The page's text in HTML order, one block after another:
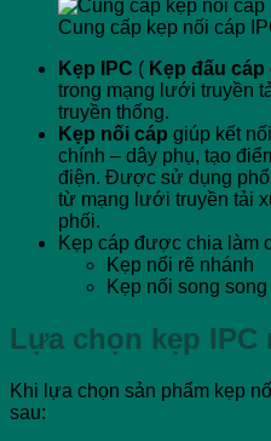
Cung cấp kẹp nối cáp
Kẹp IPC ( Kẹp đấu
trong mạng lưới truyền
truyền thống.
Kẹp nối cáp giúp kết
chính – dây phụ, tạo
điện. Được sử dụng
từ mạng lưới truyền tải
phối.
Kẹp cáp được chia làm
Kẹp nối rẽ nhánh
Kẹp nối song song
Lựa chọn kẹp IPC
Khi lựa chọn sản phẩm kẹp
sau: